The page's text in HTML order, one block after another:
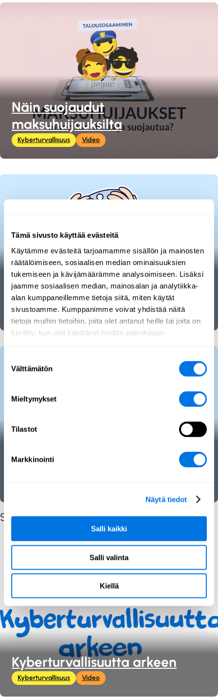
Tämä sivusto käyttää evästeitä
Käytämme evästeitä tarjoamamme sisällön ja mainosten
räätälöimiseen, sosiaalisen median ominaisuuksien
tukemiseen ja kävijämäärämme analysoimiseen. Lisäksi
jaamme sosiaalisen median, mainosalan ja analytiikka-
alan kumppaneillemme tietoja siitä, miten käytät
sivustoamme. Kumppanimme voivat yhdistää näitä
tietoja muihin tietoihin, joita olet antanut heille tai joita on
kerätty, kun olet käyttänyt heidän palvelujaan.
valinta
Välttämätön
Mieltymykset
Tilastot
Markkinointi
Näytä tiedot
Salli kaikki
Salli valinta
Kiellä
Näin suojaudut
maksuhuijauksilta
Kyberturvallisuus Video
Informaatiovaikuttaminen on
yhä vakavampi uhka
Informaatiovaikuttaminen Video
artikkelit
Samankaltaiset julkaisut sisältötyypeittäin
Kyberturvallisuutta arkeen
Kyberturvallisuus Video